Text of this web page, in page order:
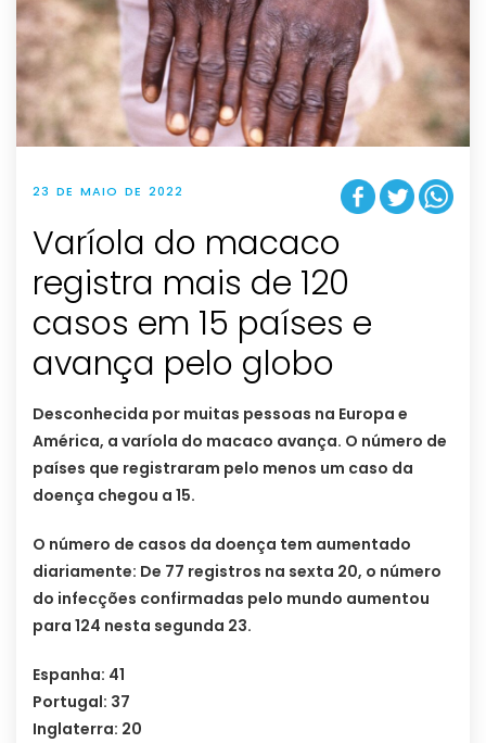
23 DE MAIO DE 2022
Varíola do macaco
registra mais de 120
casos em 15 países e
avança pelo globo
Desconhecida por muitas pessoas na Europa e
América, a varíola do macaco avança. O número de
países que registraram pelo menos um caso da
doença chegou a 15.
O número de casos da doença tem aumentado
diariamente: De 77 registros na sexta 20, o número
do infecções confirmadas pelo mundo aumentou
para 124 nesta segunda 23.
Espanha: 41
Portugal: 37
Inglaterra: 20